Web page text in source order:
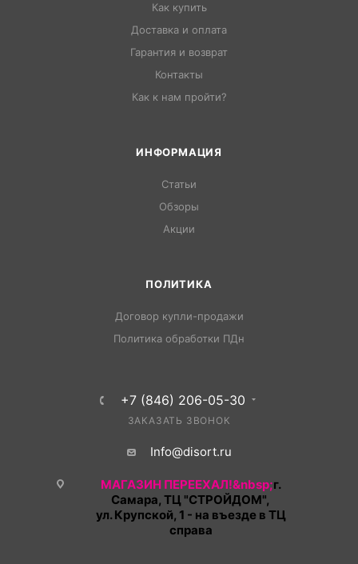
Как купить
Доставка и оплата
Гарантия и возврат
Контакты
Как к нам пройти?
ИНФОРМАЦИЯ
Статьи
Обзоры
Акции
ПОЛИТИКА
Договор купли-продажи
Политика обработки ПДн
+7 (846) 206-05-30
ЗАКАЗАТЬ ЗВОНОК
Info@disort.ru
МАГАЗИН ПЕРЕЕХАЛ!&nbsp;г.
Самара, ТЦ "СТРОЙДОМ",
ул. Крупской, 1 - на въезде в ТЦ
справа